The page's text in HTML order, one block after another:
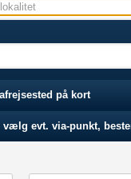
på kort
evt. via-punkt,